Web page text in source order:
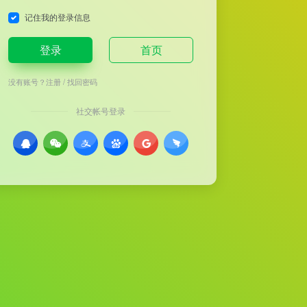
记住我的登录信息
登录 首页
没有账号？注册/找回密码
社交帐号登录